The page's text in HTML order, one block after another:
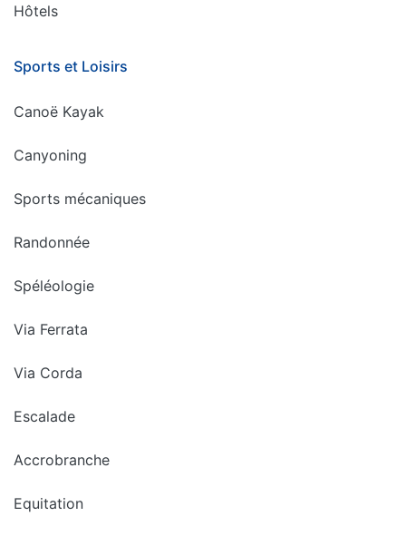
Hôtels
Sports et Loisirs
Canoë Kayak
Canyoning
Sports mécaniques
Randonnée
Spéléologie
Via Ferrata
Via Corda
Escalade
Accrobranche
Equitation